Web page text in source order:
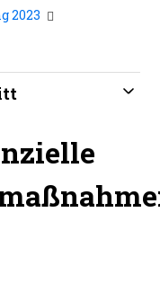
2023